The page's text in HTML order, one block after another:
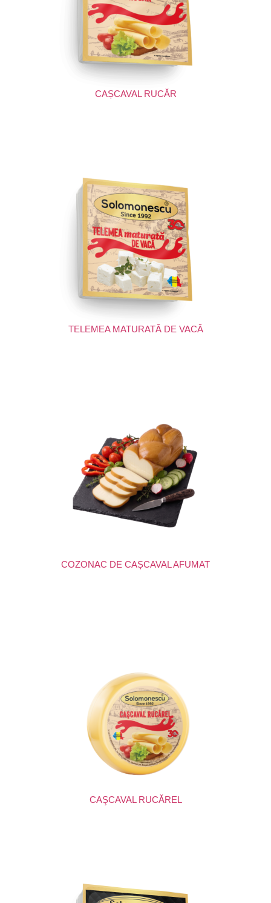
CAȘCAVAL RUCĂR
TELEMEA MATURATĂ DE VACĂ
COZONAC DE CAȘCAVAL AFUMAT
CAŞCAVAL RUCĂREL